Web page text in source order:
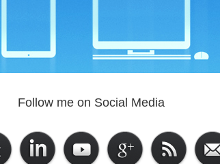
Follow me on Social Media